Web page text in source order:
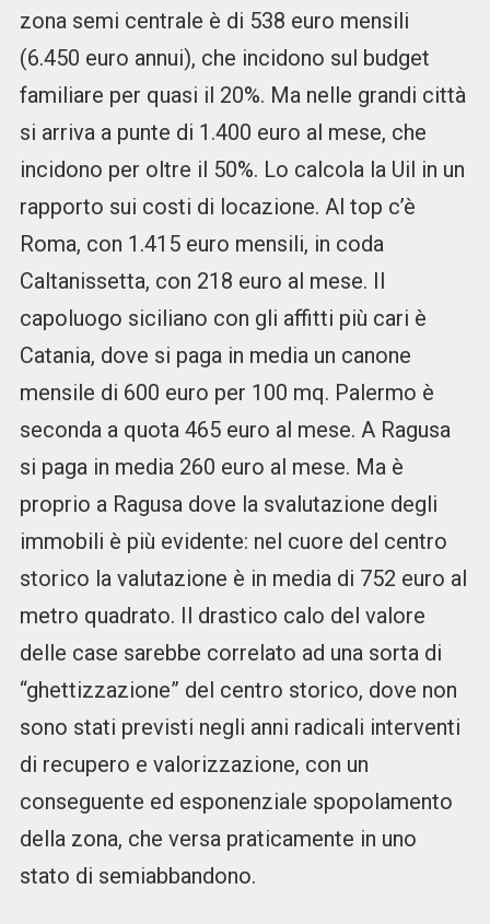
zona semi centrale è di 538 euro mensili
(6.450 euro annui), che incidono sul budget
familiare per quasi il 20%. Ma nelle grandi città
si arriva a punte di 1.400 euro al mese, che
incidono per oltre il 50%. Lo calcola la Uil in un
rapporto sui costi di locazione. Al top c’è
Roma, con 1.415 euro mensili, in coda
Caltanissetta, con 218 euro al mese. Il
capoluogo siciliano con gli affitti più cari è
Catania, dove si paga in media un canone
mensile di 600 euro per 100 mq. Palermo è
seconda a quota 465 euro al mese. A Ragusa
si paga in media 260 euro al mese. Ma è
proprio a Ragusa dove la svalutazione degli
immobili è più evidente: nel cuore del centro
storico la valutazione è in media di 752 euro al
metro quadrato. Il drastico calo del valore
delle case sarebbe correlato ad una sorta di
“ghettizzazione” del centro storico, dove non
sono stati previsti negli anni radicali interventi
di recupero e valorizzazione, con un
conseguente ed esponenziale spopolamento
della zona, che versa praticamente in uno
stato di semiabbandono.